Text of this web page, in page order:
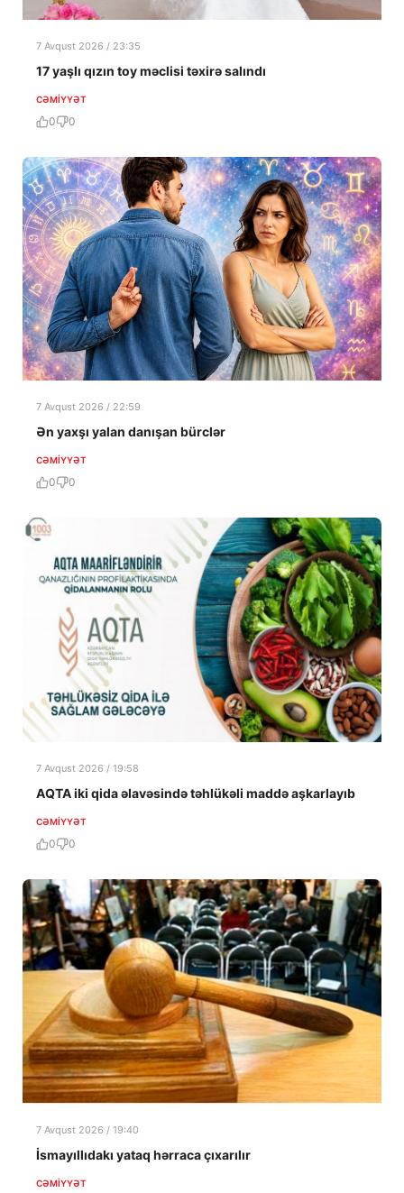
7 Avqust 2026 / 23:35
17 yaşlı qızın toy məclisi təxirə salındı
CƏMIYYƏT
0 0
7 Avqust 2026 / 22:59
Ən yaxşı yalan danışan bürclər
CƏMIYYƏT
0 0
7 Avqust 2026 / 19:58
AQTA iki qida əlavəsində təhlükəli maddə aşkarlayıb
CƏMIYYƏT
0 0
7 Avqust 2026 / 19:40
İsmayıllıdakı yataq hərraca çıxarılır
CƏMIYYƏT